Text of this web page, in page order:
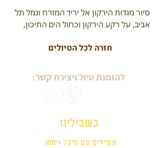
סיור מגדות הירקון אל יריד המזרח ונמל תל
אביב, על רקע הירקון וכחול הים התיכון,
חזרה לכל הטיולים
להזמנת טיול ויצירת קשר:
בשבילינו
מטיילים עם מיכל ויסמן